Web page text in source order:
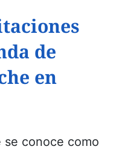
de
en
se conoce como